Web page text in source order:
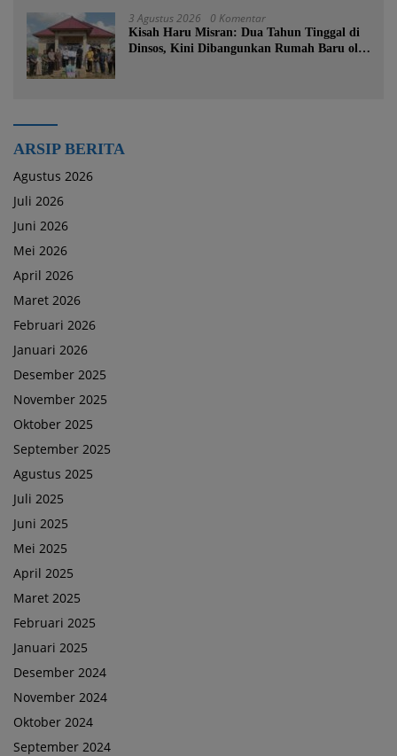
3 Agustus 2026 0 Komentar
Kisah Haru Misran: Dua Tahun Tinggal di
Dinsos, Kini Dibangunkan Rumah Baru oleh
ARSIP BERITA
Agustus 2026
Juli 2026
Juni 2026
Mei 2026
April 2026
Maret 2026
Februari 2026
Januari 2026
Desember 2025
November 2025
Oktober 2025
September 2025
Agustus 2025
Juli 2025
Juni 2025
Mei 2025
April 2025
Maret 2025
Februari 2025
Januari 2025
Desember 2024
November 2024
Oktober 2024
September 2024